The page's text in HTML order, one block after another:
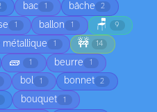
bac 1 bâche 2
1 ballon 1 🪑 9
métallique 1 🚧 14
🧱 1 beurre 1
bol 1 bonnet 2
bouquet 1